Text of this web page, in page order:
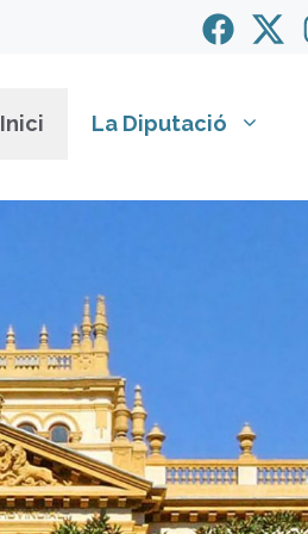
Inici La Diputació